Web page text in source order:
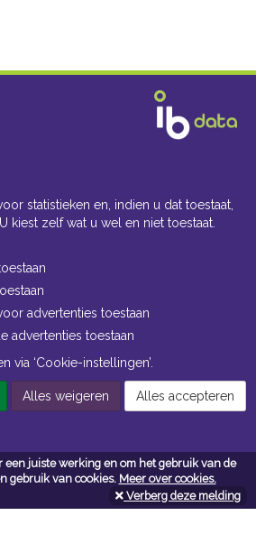
een juiste werking en om het gebruik van de
gebruik van cookies. Meer over cookies.
Verberg deze melding
uur
Magazijn
uur
statistieken en, indien u dat toestaat,
kiest zelf wat u wel en niet toestaat.
advertenties toestaan
advertenties toestaan
via ‘Cookie-instellingen’.
Alles weigeren Alles accepteren